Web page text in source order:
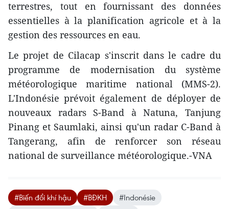
terrestres, tout en fournissant des données
essentielles à la planification agricole et à la
gestion des ressources en eau.
Le projet de Cilacap s'inscrit dans le cadre du
programme de modernisation du système
météorologique maritime national (MMS-2).
L'Indonésie prévoit également de déployer de
nouveaux radars S-Band à Natuna, Tanjung
Pinang et Saumlaki, ainsi qu'un radar C-Band à
Tangerang, afin de renforcer son réseau
national de surveillance météorologique.-VNA
#Biến đổi khí hậu #BĐKH
#Indonésie